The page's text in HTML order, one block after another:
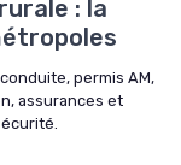
: la
permis AM,
assurances et